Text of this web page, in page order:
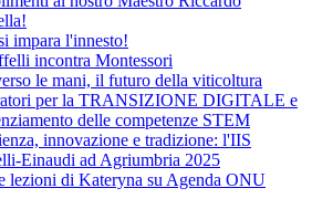
impara l'innesto!
incontra Montessori
le mani, il futuro della viticoltura
per la TRANSIZIONE DIGITALE e
delle competenze STEM
innovazione e tradizione: l'IIS
Einaudi ad Agriumbria 2025
lezioni di Kateryna su Agenda ONU